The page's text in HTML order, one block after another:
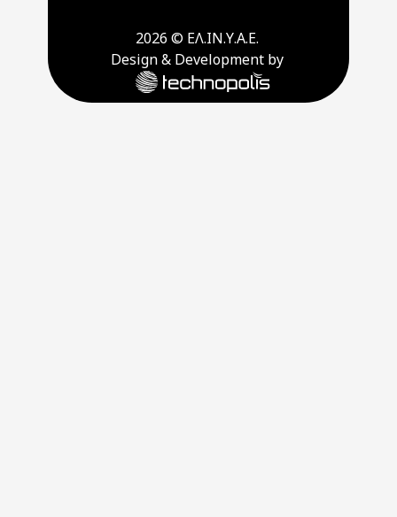
2026 © ΕΛ.ΙΝ.Υ.Α.Ε.
Design & Development by